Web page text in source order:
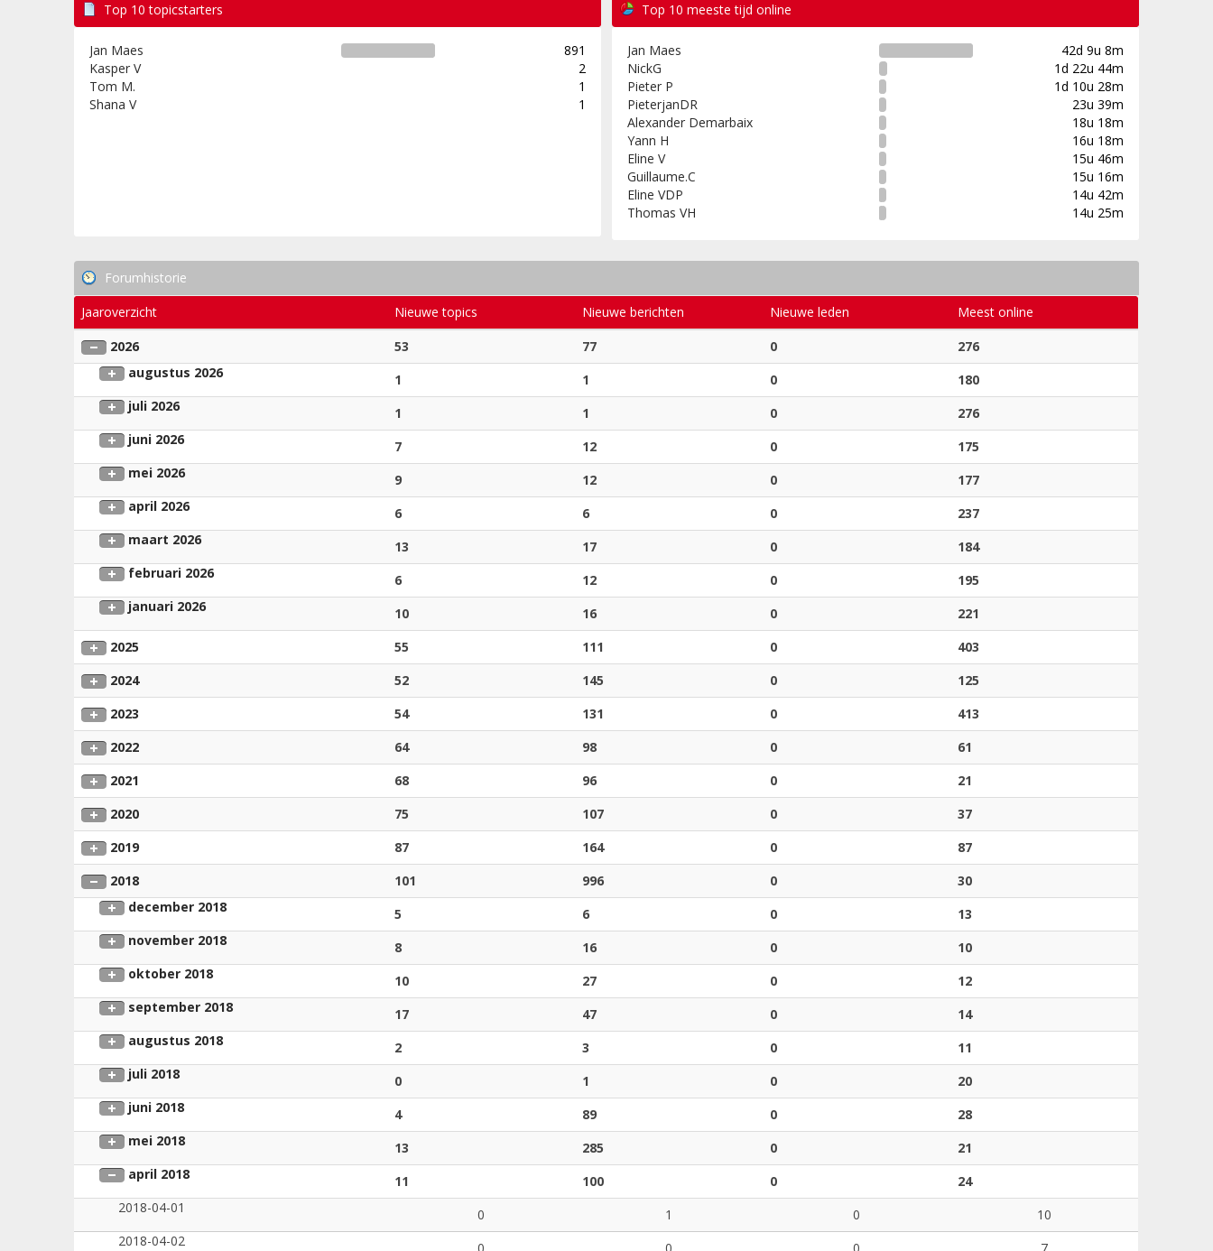
Top 10 topicstarters
Jan Maes
891
Kasper V
2
Tom M.
1
Shana V
1
Top 10 meeste tijd online
Jan Maes
42d 9u 8m
NickG
1d 22u 44m
Pieter P
1d 10u 28m
PieterjanDR
23u 39m
Alexander Demarbaix
18u 18m
Yann H
16u 18m
Eline V
15u 46m
Guillaume.C
15u 16m
Eline VDP
14u 42m
Thomas VH
14u 25m
Forumhistorie
Jaaroverzicht
Nieuwe topics Nieuwe berichten Nieuwe leden
Meest online
2026
53 77 0
276
augustus 2026
1 1 0
180
juli 2026
1 1 0
276
juni 2026
7 12 0
175
mei 2026
9 12 0
177
april 2026
6 6 0
237
maart 2026
13 17 0
184
februari 2026
6 12 0
195
januari 2026
10 16 0
221
2025
55 111 0
403
2024
52 145 0
125
2023
54 131 0
413
2022
64 98 0
61
2021
68 96 0
21
2020
75 107 0
37
2019
87 164 0
87
2018
101 996 0
30
december 2018
5 6 0
13
november 2018
8 16 0
10
oktober 2018
10 27 0
12
september 2018
17 47 0
14
augustus 2018
2 3 0
11
juli 2018
0 1 0
20
juni 2018
4 89 0
28
mei 2018
13 285 0
21
april 2018
11 100 0
24
2018-04-01
0 1 0
10
2018-04-02